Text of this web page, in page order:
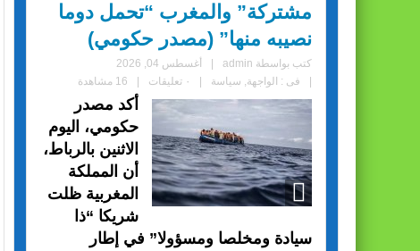
مشتركة” والمغرب “تحمل دوما
نصيبه منها” (مصدر حكومي)
كتب بواسطة admin
أغسطس 04, 2026
فى : الواجهة, سياسة ٠ تعليقات 16 مشاهدة
أكد مصدر
حكومي، اليوم
الاثنين بالرباط،
أن المملكة
المغربية ظلت
شريكا “ذا
سيادة ومخلصا ومسؤولا” في إطار